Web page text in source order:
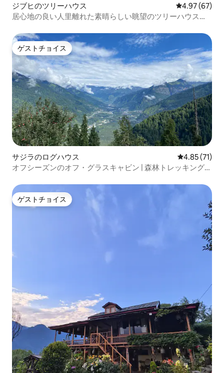
ジブヒのツリーハウス レビュー67
4.97 (67)
居心地の良い人里離れた素晴らしい眺望のツリーハウス
ゲストチョイス
ゲストチョイス
サジラのログハウス レビュー71
4.85 (71)
オフシーズンのオフ・グラスキャビン | 森林トレッキング・
ゲストチョイス
ゲストチョイス